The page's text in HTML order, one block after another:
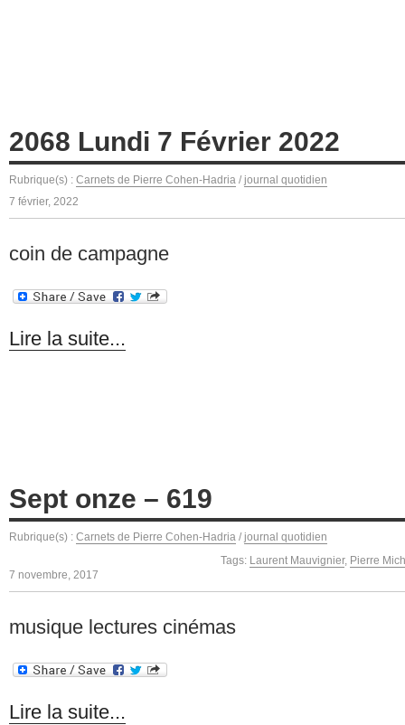
2068 Lundi 7 Février 2022
Rubrique(s) : Carnets de Pierre Cohen-Hadria / journal quotidien
7 février, 2022
coin de campagne
Lire la suite...
Sept onze – 619
Rubrique(s) : Carnets de Pierre Cohen-Hadria / journal quotidien
Tags: Laurent Mauvignier, Pierre
7 novembre, 2017
musique lectures cinémas
Lire la suite...